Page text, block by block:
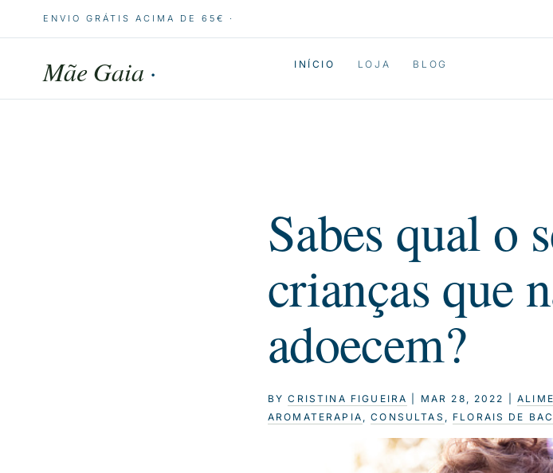
ENVIO GRÁTIS ACIMA DE 65€ ·
Mãe Gaia · INÍCIO LOJA BLOG
Sabes qual o
crianças que
adoecem?
BYCRISTINA FIGUEIRA MAR 28, 2022 |
AROMATERAPIA ,CONSULTAS , FLORAIS DE